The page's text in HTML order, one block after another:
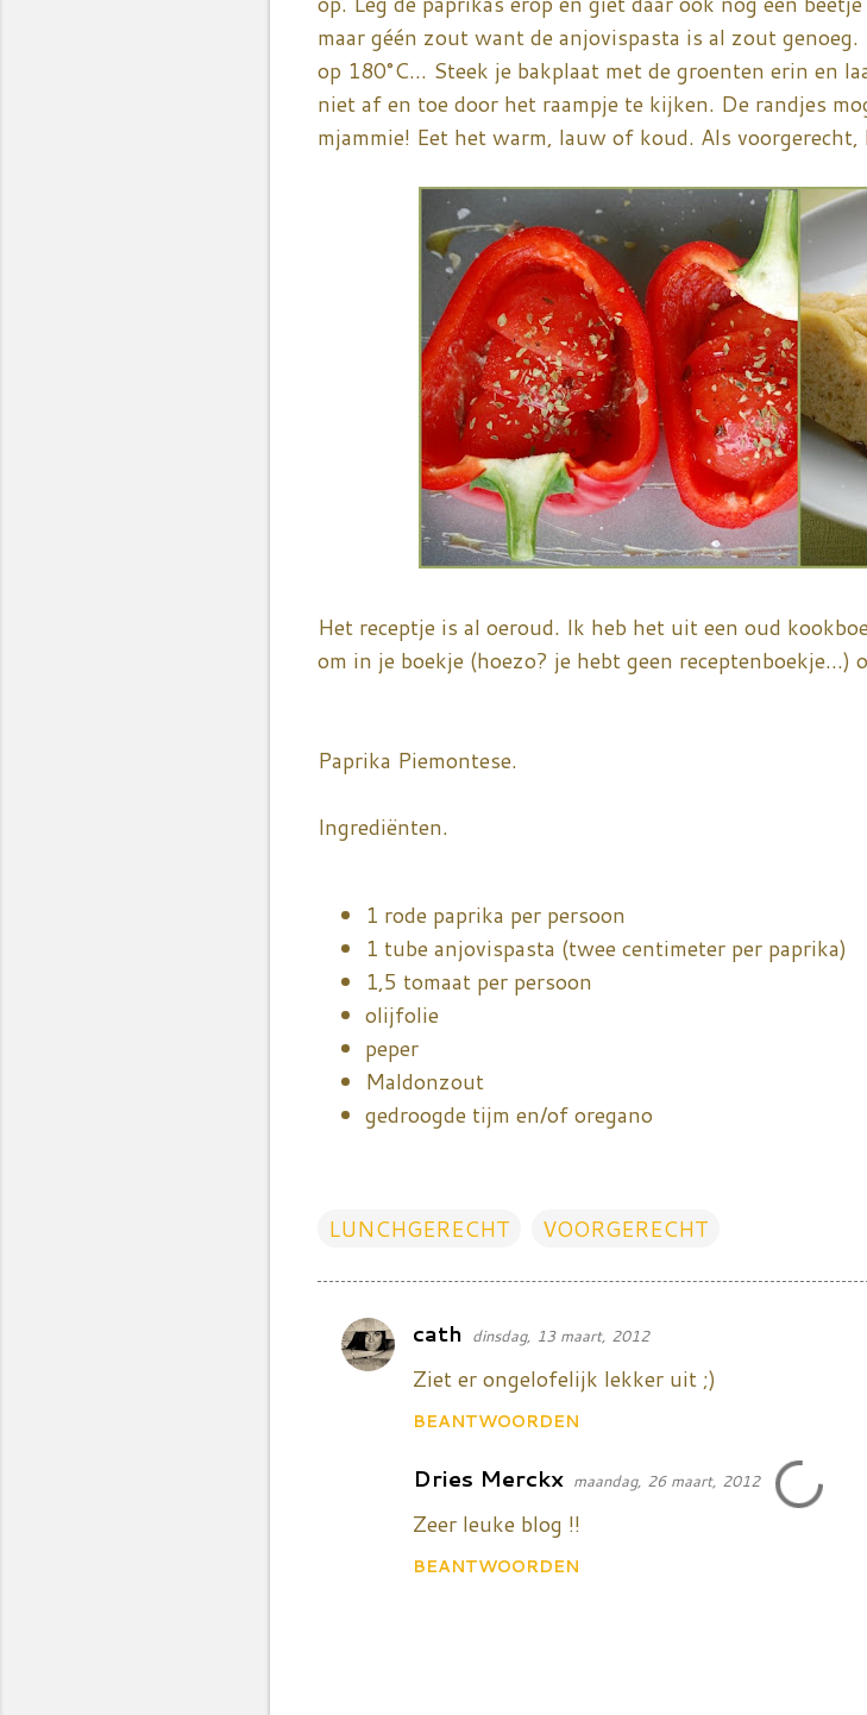
maar géén zout want de anjovispasta is al zout
op 180°C... Steek je bakplaat met de groenten erin en
niet af en toe door het raampje te kijken. De randjes
mjammie! Eet het warm, lauw of koud. Als
Het receptje is al oeroud. Ik heb het uit een oud
om in je boekje (hoezo? je hebt geen receptenboekje...)
Paprika Piemontese.
Ingrediënten.
1 rode paprika per persoon
1 tube anjovispasta (twee centimeter per paprika)
1,5 tomaat per persoon
olijfolie
peper
Maldonzout
gedroogde tijm en/of oregano
LUNCHGERECHT VOORGERECHT
R
e
cath dinsdag, 13 maart, 2012
Ziet er ongelofelijk lekker uit ;)
BEANTWOORDEN
Dries Merckx maandag, 26 maart, 2012
Zeer leuke blog !!
BEANTWOORDEN